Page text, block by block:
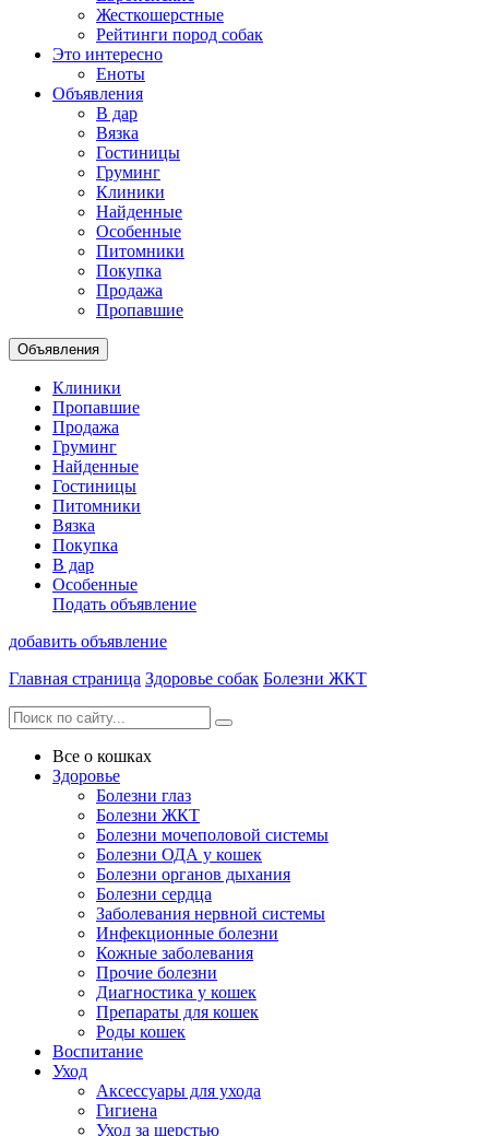
Жесткошерстные
Рейтинги пород собак
Это интересно
Еноты
Объявления
В дар
Вязка
Гостиницы
Груминг
Клиники
Найденные
Особенные
Питомники
Покупка
Продажа
Пропавшие
Объявления
Клиники
Пропавшие
Продажа
Груминг
Найденные
Гостиницы
Питомники
Вязка
Покупка
В дар
Особенные
Подать объявление
добавить объявление
Главная страница Здоровье собак Болезни ЖКТ
Все о кошках
Здоровье
Болезни глаз
Болезни ЖКТ
Болезни мочеполовой системы
Болезни ОДА у кошек
Болезни органов дыхания
Болезни сердца
Заболевания нервной системы
Инфекционные болезни
Кожные заболевания
Прочие болезни
Диагностика у кошек
Препараты для кошек
Роды кошек
Воспитание
Уход
Аксессуары для ухода
Гигиена
Уход за шерстью